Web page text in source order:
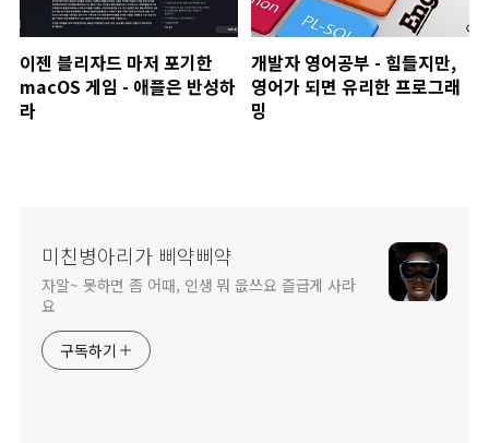
이젠 블리자드 마저 포기한
macOS 게임 - 애플은 반성하
라
개발자 영어공부 - 힘들지만,
영어가 되면 유리한 프로그래
밍
미친병아리가 삐약삐약
자알~ 못하면 좀 어때, 인생 뭐 읎쓰요 즐급게 사라
요
구독하기